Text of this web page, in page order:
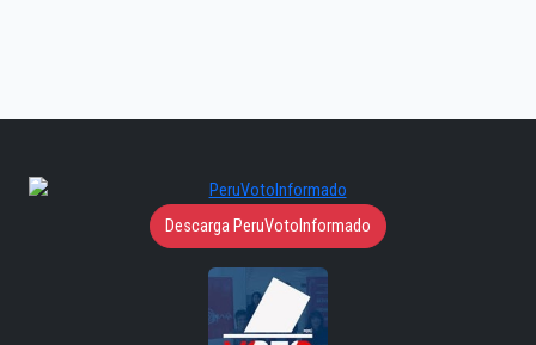
Descarga PeruVotoInformado